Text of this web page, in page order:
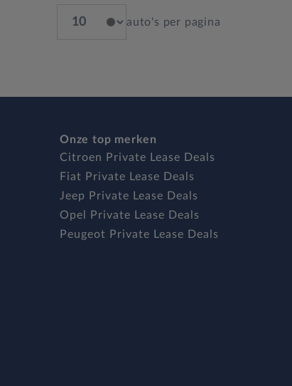
auto's per pagina
Onze top merken
Citroen Private Lease Deals
Fiat Private Lease Deals
Jeep Private Lease Deals
Opel Private Lease Deals
Peugeot Private Lease Deals